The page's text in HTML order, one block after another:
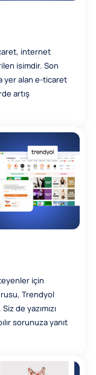
internet
isimdir. Son
yer alan e-ticaret
artış
için
Trendyol
de yazımızı
sorunuza yanıt